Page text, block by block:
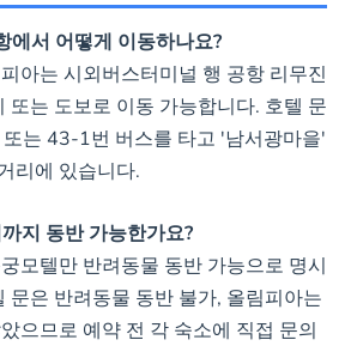
에서 어떻게 이동하나요?
아는 시외버스터미널 행 공항 리무진
또는 도보로 이동 가능합니다. 호텔 문
는 43-1번 버스를 타고 '남서광마을'
리에 있습니다.
지 동반 가능한가요?
모텔만 반려동물 동반 가능으로 명시
문은 반려동물 동반 불가, 올림피아는
으므로 예약 전 각 숙소에 직접 문의